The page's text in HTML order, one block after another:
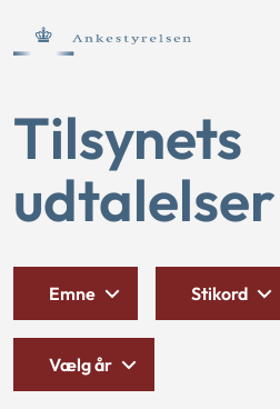
Tilsynets
udtalelser
Emne Stikord
Vælg år